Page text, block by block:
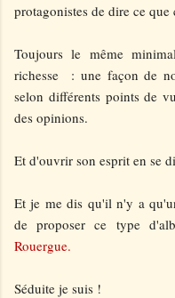
protagonistes de dire ce
Toujours le même
richesse : une façon de
selon différents points de
des opinions.
Et d'ouvrir son esprit en se
Et je me dis qu'il n'y a
de proposer ce type
Rouergue.
Séduite je suis !